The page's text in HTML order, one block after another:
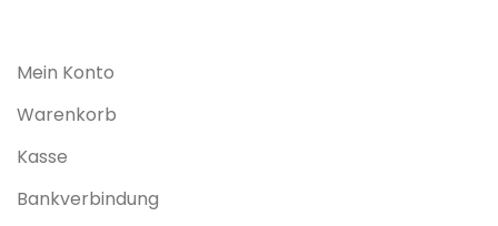
Mein Konto
Warenkorb
Kasse
Bankverbindung